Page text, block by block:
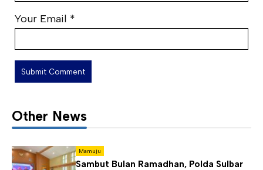
Your Email *
Other News
Mamuju
Sambut Bulan Ramadhan, Polda Sulbar